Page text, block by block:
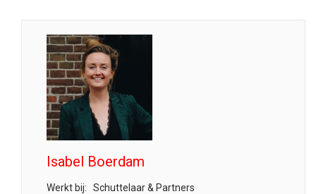
Isabel Boerdam
Werkt bij:
Schuttelaar & Partners